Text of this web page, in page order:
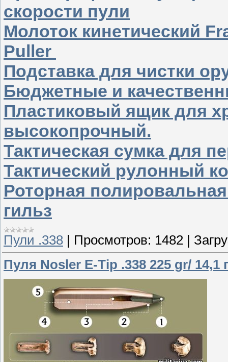
скорости пули
Молоток кинетический
Puller
Подставка для чистки
Бюджетные и
Пластиковый ящик для
высокопрочный.
Тактическая сумка для
Тактический рулонный
Роторная
гильз
Пули .338 Просмотров: 1482
Пуля Nosler E-Tip .338 225 gr/ 14,1